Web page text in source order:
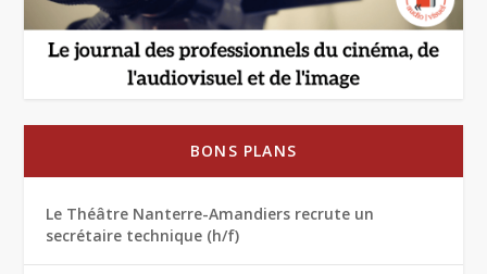
BONS PLANS
Le Théâtre Nanterre-Amandiers recrute un
secrétaire technique (h/f)